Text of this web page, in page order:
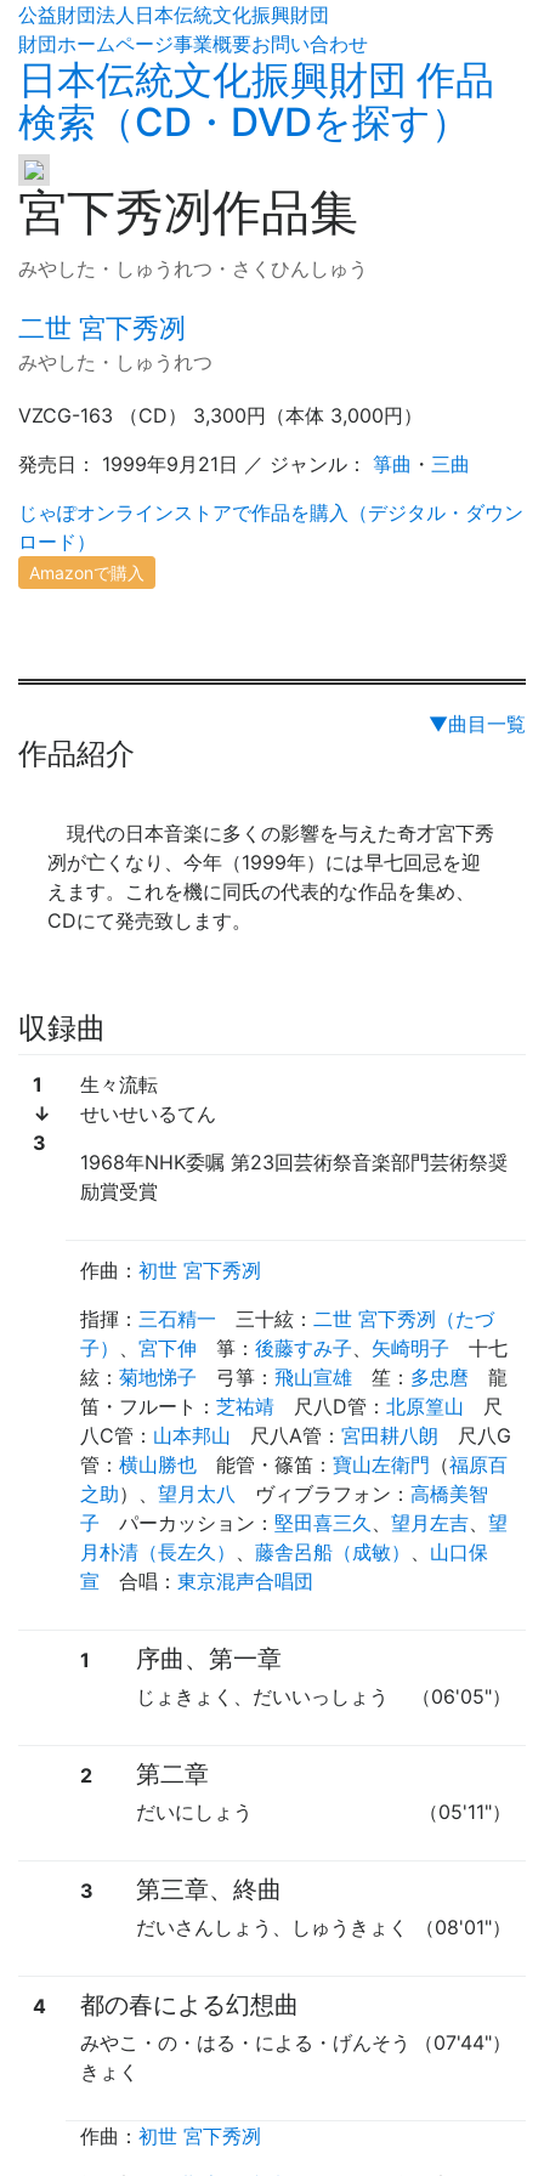
公益財団法人日本伝統文化振興財団
財団ホームページ事業概要お問い合わせ
日本伝統文化振興財団 作品
検索（CD・DVDを探す）
宮下秀冽作品集
みやした・しゅうれつ・さくひんしゅう
二世 宮下秀冽
みやした・しゅうれつ
VZCG-163 （CD） 3,300円（本体 3,000円）
発売日： 1999年9月21日 ／ ジャンル： 箏曲 ・ 三曲
じゃぽオンラインストアで作品を購入（デジタル・ダウン
ロード）
Amazonで購入
▼曲目一覧
作品紹介
現代の日本音楽に多くの影響を与えた奇才宮下秀
冽が亡くなり、今年（1999年）には早七回忌を迎
えます。これを機に同氏の代表的な作品を集め、
CDにて発売致します。
収録曲
1
↓
3
生々流転
せいせいるてん
1968年NHK委嘱 第23回芸術祭音楽部門芸術祭奨
励賞受賞
作曲： 初世 宮下秀冽
指揮 ： 三石精一 三十絃 ： 二世 宮下秀冽（たづ
子）
宮下伸 箏 ： 後藤すみ子 矢崎明子
十七
絃 ： 菊地悌子 弓箏 ： 飛山宣雄 笙 ： 多忠麿
龍
笛・フルート ： 芝祐靖 尺八D管 ： 北原篁山
尺
八C管 ： 山本邦山 尺八A管 ： 宮田耕八朗
尺八G
管 ： 横山勝也 能管・篠笛 ： 寶山左衛門 （福原百
之助）、 望月太八 ヴィブラフォン ： 高橋美智
子
パーカッション ： 堅田喜三久 望月左吉
望
月朴清（長左久）
藤舎呂船（成敏）
山口保
宣
合唱 ： 東京混声合唱団
1 序曲、第一章
（06'05"）
じょきょく、だいいっしょう
2 第二章
（05'11"）
だいにしょう
3 第三章、終曲
（08'01"）
だいさんしょう、しゅうきょく
4 都の春による幻想曲
（07'44"）
みやこ・の・はる・による・げんそう
きょく
作曲： 初世 宮下秀冽